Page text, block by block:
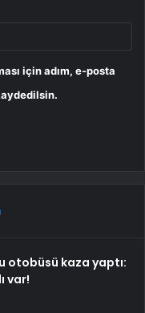
için adım, e-posta
otobüsü kaza yaptı:
var!